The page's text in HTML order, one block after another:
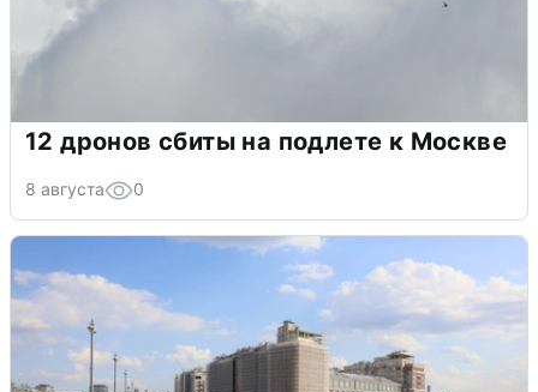
12 дронов сбиты на подлете к Москве
8 августа 0